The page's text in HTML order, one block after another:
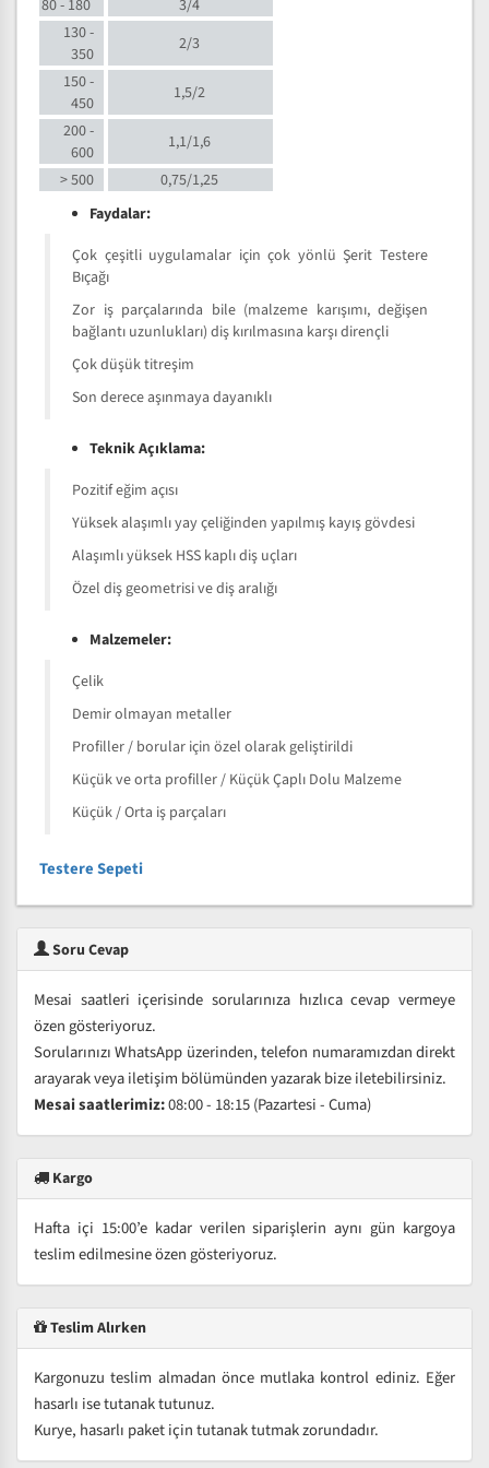
80 - 180
3/4
130 -
350
2/3
150 -
450
1,5/2
200 -
600
1,1/1,6
> 500
0,75/1,25
Faydalar:
Çok çeşitli uygulamalar için çok yönlü Şerit Testere
Bıçağı
Zor iş parçalarında bile (malzeme karışımı, değişen
bağlantı uzunlukları) diş kırılmasına karşı dirençli
Çok düşük titreşim
Son derece aşınmaya dayanıklı
Teknik Açıklama:
Pozitif eğim açısı
Yüksek alaşımlı yay çeliğinden yapılmış kayış gövdesi
Alaşımlı yüksek HSS kaplı diş uçları
Özel diş geometrisi ve diş aralığı
Malzemeler:
Çelik
Demir olmayan metaller
Profiller / borular için özel olarak geliştirildi
Küçük ve orta profiller / Küçük Çaplı Dolu Malzeme
Küçük / Orta iş parçaları
Testere Sepeti
Soru Cevap
Mesai saatleri içerisinde sorularınıza hızlıca cevap vermeye
özen gösteriyoruz.
Sorularınızı WhatsApp üzerinden, telefon numaramızdan direkt
arayarak veya iletişim bölümünden yazarak bize iletebilirsiniz.
Mesai saatlerimiz:08:00 - 18:15 (Pazartesi - Cuma)
Kargo
Hafta içi 15:00’e kadar verilen siparişlerin aynı gün kargoya
teslim edilmesine özen gösteriyoruz.
Teslim Alırken
Kargonuzu teslim almadan önce mutlaka kontrol ediniz. Eğer
hasarlı ise tutanak tutunuz.
Kurye, hasarlı paket için tutanak tutmak zorundadır.